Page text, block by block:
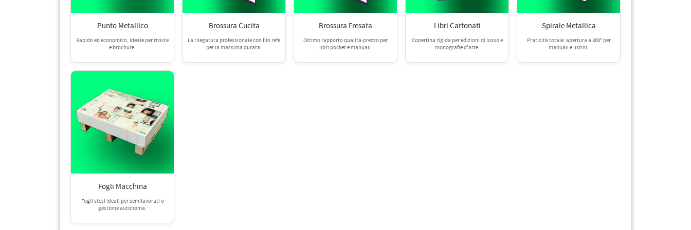
DORSALI TARGHE
PETTORALI NUMERI DA
PETTORALI CON NOME ATLETA
NUMERI DA GARA MTB
Punto Metallico
Rapido ed economico, ideale per riviste
e brochure.
Brossura Cucita
La rilegatura professionale con filo refe
per la massima durata.
Brossura Fresata
Ottimo rapporto qualità-prezzo per
libri pocket e manuali.
Libri Cartonati
Copertina rigida per edizioni di lusso e
monografie d'arte.
Spirale Metallica
Praticità totale: apertura a 360° per
manuali e listini.
Fogli Macchina
Fogli stesi ideali per semilavorati o
gestione autonoma.